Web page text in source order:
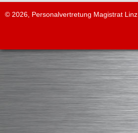
© 2026, Personalvertretung Magistrat Linz